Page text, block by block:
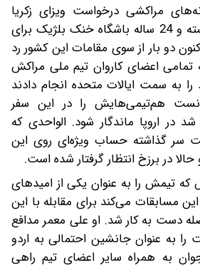
مراکشی درخواست ویزای زکریا
الواحدی مدافع چند پسته و 24 ساله باشگاه خنک بلژیک برای
دو بار از سوی مقامات این کشور رد
اعضای کاروان تیم ملی مراکش
را به سمت ایالات متحده انجام دادند
هم‌تیمی‌هایش را در این سفر
در اروپا ماندگار شود. الواحدی که
سر گذاشته حساب ویژه‌ای روی این
در برزخ انتظار گرفتار شده است.
تیمش را به عنوان یکی از امیدهای
این مسابقات می‌کند برای مقابله با این
دست به کار شد. او علی معمر مدافع
را به عنوان جانشین احتمالی به اردو
به همراه سایر اعضای تیم راهی